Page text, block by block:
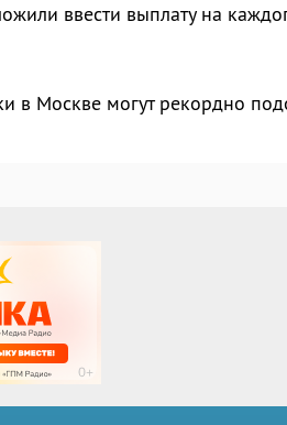
ввести выплату на
в Москве могут рекордно